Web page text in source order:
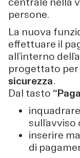
persone.
La nuova
effettuare il
all’interno
progettato
sicurezza.
Dal tasto
inserire
di